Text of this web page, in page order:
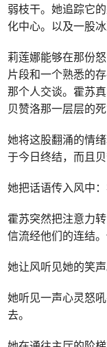
弱枝干。她追踪它
化中心。以及一股冰
莉莲娜能够在那份
片段和一个熟悉的
那个人交谈。霍苏
贝赞洛那一层层的死
她将这股翻涌的情
于今日终结，而且
她把话语传入风中：
霍苏突然把注意力
信流经他们的连结
她让风听见她的笑
她听见一声心灵怒
去。